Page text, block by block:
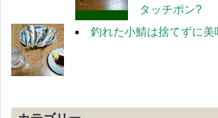
タッチポン?
釣れた小鯖は捨てずに美